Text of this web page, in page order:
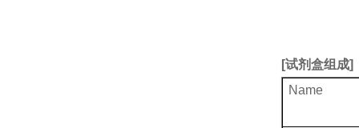
[试剂盒组成]
Name